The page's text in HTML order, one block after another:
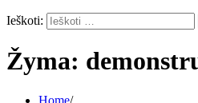
Ieškoti:
Žyma:
Home